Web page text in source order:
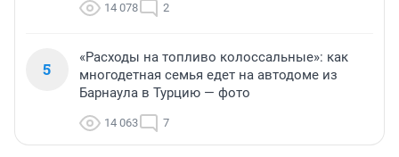
14 078 2
5
«Расходы на топливо колоссальные»: как
многодетная семья едет на автодоме из
Барнаула в Турцию — фото
14 063 7